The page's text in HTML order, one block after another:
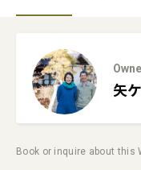
矢
Book or inquire about this